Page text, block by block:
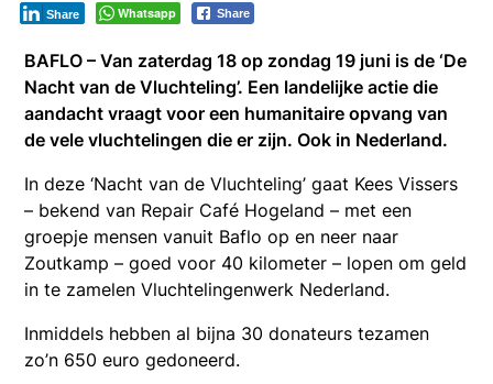
Whatsapp Share
Share
BAFLO – Van zaterdag 18 op zondag 19 juni is de ‘De
Nacht van de Vluchteling’. Een landelijke actie die
aandacht vraagt voor een humanitaire opvang van
de vele vluchtelingen die er zijn. Ook in Nederland.
In deze ‘Nacht van de Vluchteling’ gaat Kees Vissers
– bekend van Repair Café Hogeland – met een
groepje mensen vanuit Baflo op en neer naar
Zoutkamp – goed voor 40 kilometer – lopen om geld
in te zamelen Vluchtelingenwerk Nederland.
Inmiddels hebben al bijna 30 donateurs tezamen
zo’n 650 euro gedoneerd.